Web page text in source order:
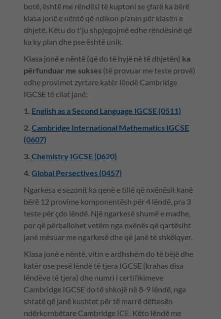
botë, është me rëndësi të kuptoni se çfarë ka bërë
klasa jonë e nëntë që ndikon planin për klasën e
dhjetë. Këtu do t'ju shpjegojmë edhe rëndësinë që
ka ky plan dhe pse është unik.
Klasa jonë e nëntë (që do të hyjë në të dhjetën) ka
përfunduar me sukses (të provuar me teste provë)
edhe provimet zyrtare katër lëndë Cambridge
IGCSE të cilat janë:
1. English as a Second Language IGCSE (0511)
2. Cambridge International Mathematics IGCSE
(0607)
3. Chemistry IGCSE (0620)
4. Global Persectives (0457)
Ngarkesa e sezonit ka qenë e tillë që nxënësit kanë
bërë 12 provime komponentësh për 4 lëndë, pra 3
teste për çdo lëndë. Një ngarkesë shumë e madhe,
por që përballohet vetëm nga nxënës që qartësiht
janë mësuar me ngarkesë dhe që janë të shkëlqyer.
Klasa jonë e nëntë, vitin e ardhshëm do të bëjë dhe
katër ose pesë lëndë të tjera IGCSE (krahas disa
lëndëve të tjera) dhe numri i certifikimeve
Cambridge IGCSE do të shkojë në 8-9 lëndë, nga
shtatë që janë kushtet për të marrë dëftesën
ndërkombëtare Cambridge ICE. Këto lëndë me